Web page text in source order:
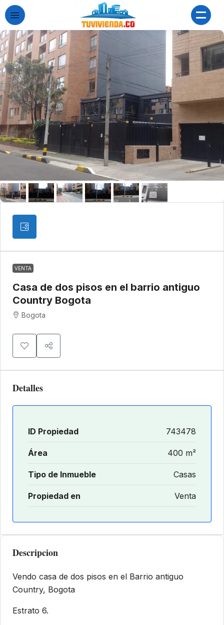
VENTA
Casa de dos pisos en el barrio antiguo
Country Bogota
Bogota
Detalles
ID Propiedad 743478
Área 400 m²
Tipo de Inmueble Casas
Propiedad en Venta
Descripcion
Vendo casa de dos pisos en el Barrio antiguo
Country, Bogota
Estrato 6.